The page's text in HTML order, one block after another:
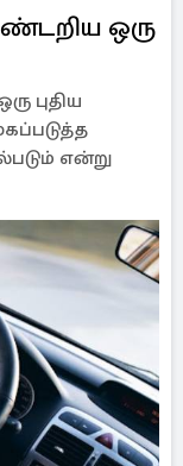
ஒரு
புதிய
என்று